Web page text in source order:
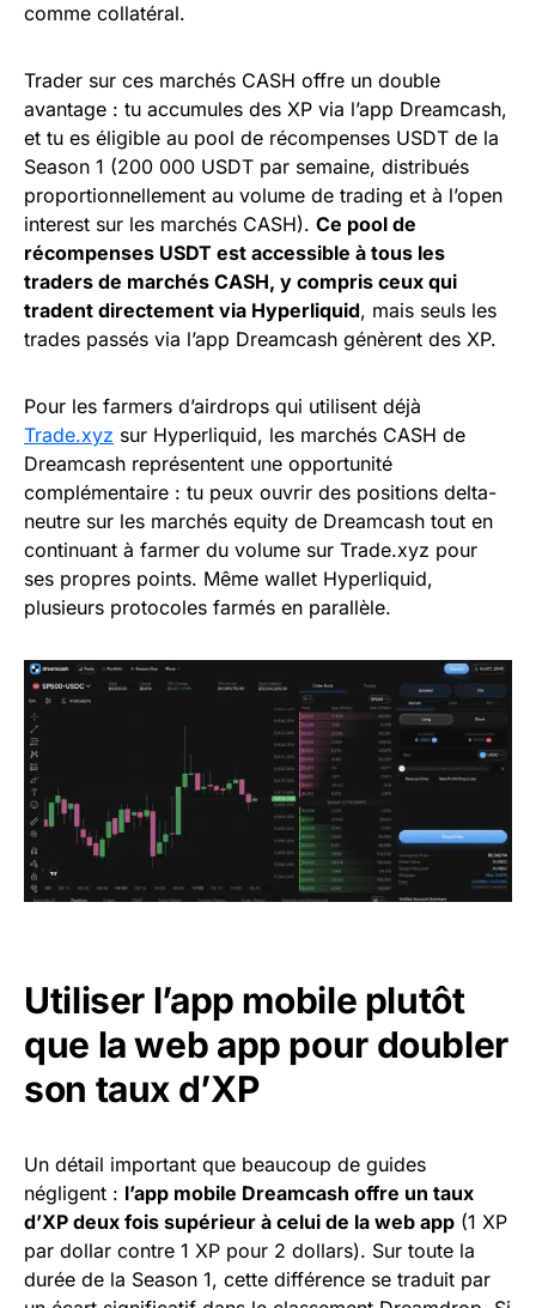
comme collatéral.
Trader sur ces marchés CASH offre un double
avantage : tu accumules des XP via l’app Dreamcash,
et tu es éligible au pool de récompenses USDT de la
Season 1 (200 000 USDT par semaine, distribués
proportionnellement au volume de trading et à l’open
interest sur les marchés CASH). Ce pool de
récompenses USDT est accessible à tous les
traders de marchés CASH, y compris ceux qui
tradent directement via Hyperliquid, mais seuls les
trades passés via l’app Dreamcash génèrent des XP.
Pour les farmers d’airdrops qui utilisent déjà
Trade.xyz sur Hyperliquid, les marchés CASH de
Dreamcash représentent une opportunité
complémentaire : tu peux ouvrir des positions delta-
neutre sur les marchés equity de Dreamcash tout en
continuant à farmer du volume sur Trade.xyz pour
ses propres points. Même wallet Hyperliquid,
plusieurs protocoles farmés en parallèle.
Utiliser l’app mobile plutôt
que la web app pour doubler
son taux d’XP
Un détail important que beaucoup de guides
négligent : l’app mobile Dreamcash offre un taux
d’XP deux fois supérieur à celui de la web app (1 XP
par dollar contre 1 XP pour 2 dollars). Sur toute la
durée de la Season 1, cette différence se traduit par